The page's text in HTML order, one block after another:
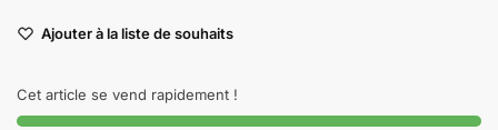
Ajouter à la liste de souhaits
Cet article se vend rapidement !